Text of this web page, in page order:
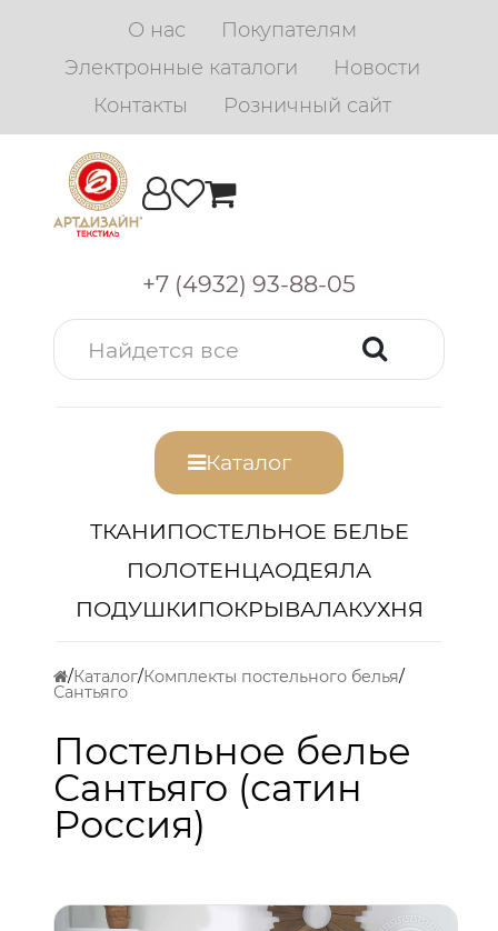
О нас
Покупателям
Электронные каталоги
Новости
Контакты
Розничный сайт
+7 (4932) 93-88-05
Каталог
ТКАНИПОСТЕЛЬНОЕ БЕЛЬЕ
ПОЛОТЕНЦАОДЕЯЛА
ПОДУШКИПОКРЫВАЛАКУХНЯ
Каталог Комплекты постельного белья
Сантьяго
Постельное белье
Сантьяго (сатин
Россия)